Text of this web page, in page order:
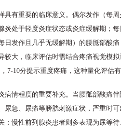
具有重要的临床意义。偶尔发作（每
炎处于轻度炎症状态或炎症缓解期；
日发作且几乎无缓解期）的腰骶部酸
较大，临床评估时需结合疼痛视觉模
7-10分提示重度疼痛，这种量化评估
病情程度的重要补充。当腰骶部酸痛
尿急、尿痛等膀胱刺激症状，严重时
；慢性前列腺炎患者则多表现为尿等